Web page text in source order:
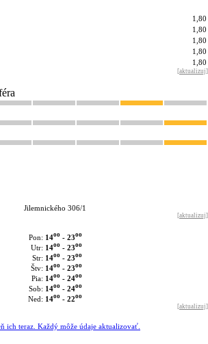
1,80
1,80
1,80
1,80
1,80
[aktualizuj]
Jilemnického 306/1
[aktualizuj]
Pon: 14oo- 23oo
Utr: 14oo- 23oo
Str: 14oo- 23oo
Štv: 14oo- 23oo
Pia: 14oo- 24oo
Sob: 14oo- 24oo
Ned: 14oo- 22oo
[aktualizuj]
ich teraz. Každý môže údaje aktualizovať.